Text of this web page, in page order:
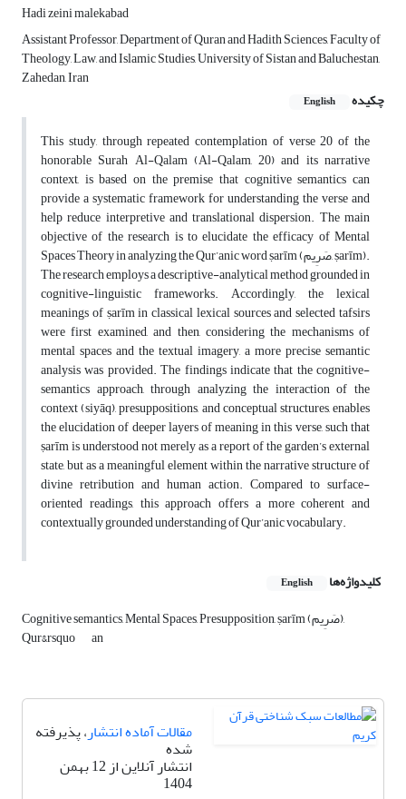
Hadi zeini malekabad
Assistant Professor, Department of Quran and Hadith Sciences, Faculty of
Theology, Law, and Islamic Studies, University of Sistan and Baluchestan,
Zahedan, Iran
چکیده
English
This study, through repeated contemplation of verse 20 of the
honorable Surah Al-Qalam (Al-Qalam, 20) and its narrative
context, is based on the premise that cognitive semantics can
provide a systematic framework for understanding the verse and
help reduce interpretive and translational dispersion. The main
objective of the research is to elucidate the efficacy of Mental
Spaces Theory in analyzing the Qur’anic word ṣarīm (صَرِیم, ṣarīm).
The research employs a descriptive-analytical method grounded in
cognitive-linguistic frameworks. Accordingly, the lexical
meanings of ṣarīm in classical lexical sources and selected tafsirs
were first examined, and then, considering the mechanisms of
mental spaces and the textual imagery, a more precise semantic
analysis was provided. The findings indicate that the cognitive-
semantics approach, through analyzing the interaction of the
context (siyāq), presuppositions, and conceptual structures, enables
the elucidation of deeper layers of meaning in this verse, such that
ṣarīm is understood not merely as a report of the garden’s external
state, but as a meaningful element within the narrative structure of
divine retribution and human action. Compared to surface-
oriented readings, this approach offers a more coherent and
contextually grounded understanding of Qur’anic vocabulary.
کلیدواژه‌ها English
Cognitive semantics, Mental Spaces, Presupposition, ṣarīm (صَرِیم),
Qur&rsquo an
مقالات آماده انتشار، پذیرفته
شده
انتشار آنلاین از 12 بهمن
1404